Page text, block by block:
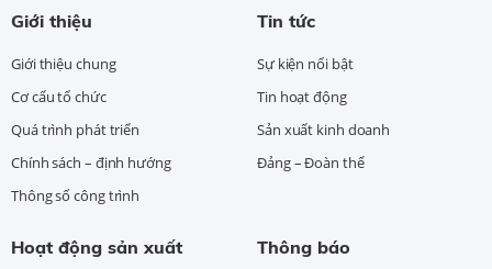
Giới thiệu
Giới thiệu chung
Cơ cấu tổ chức
Quá trình phát triển
Chính sách – định hướng
Thông số công trình
Tin tức
Sự kiện nổi bật
Tin hoạt động
Sản xuất kinh doanh
Đảng – Đoàn thể
Hoạt động sản xuất Thông báo